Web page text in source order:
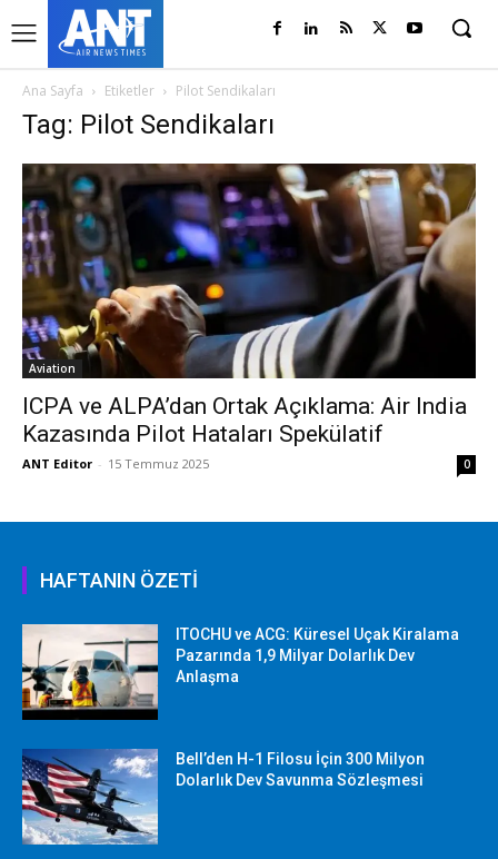
Ana Sayfa Etiketler Pilot Sendikaları
Tag: Pilot Sendikaları
Aviation
ICPA ve ALPA’dan Ortak Açıklama: Air India
Kazasında Pilot Hataları Spekülatif
ANT Editor - 15 Temmuz 2025 0
HAFTANIN ÖZETİ
ITOCHU ve ACG: Küresel Uçak Kiralama
Pazarında 1,9 Milyar Dolarlık Dev
Anlaşma
Bell’den H-1 Filosu İçin 300 Milyon
Dolarlık Dev Savunma Sözleşmesi